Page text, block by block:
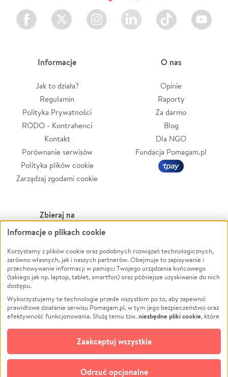
Facebook Twitter Instagram LinkedIn TikTok Youtube
Informacje
Jak to działa?
Regulamin
Polityka Prywatności
RODO - Kontrahenci
Kontakt
Porównanie serwisów
Polityka plików cookie
Zarządzaj zgodami cookie
O nas
Opinie
Raporty
Za darmo
Blog
Dla NGO
Fundacja Pomagam.pl
Zbieraj na
Leczenie
Zwierzęta
Pożar
Ukraina
Pomoc Finansowa
Projekty
Pogrzeb
Społeczność lokalna
Kultura
Powódź
Wichura
NGO
Edukacja
Podróż
Impreza
Ochrona środowiska
Biznes
Informacje o plikach cookie
Korzystamy z plików cookie oraz podobnych rozwiązań technologicznych,
zarówno własnych, jak i naszych partnerów. Obejmuje to zapisywanie i
przechowywanie informacji w pamięci Twojego urządzenia końcowego
(takiego jak np. laptop, tablet, smartfon) oraz późniejsze uzyskiwanie do nich
dostępu.
Wykorzystujemy te technologie przede wszystkim po to, aby zapewnić
prawidłowe działanie serwisu Pomagam.pl, w tym jego bezpieczeństwo oraz
efektywność funkcjonowania. Służą temu tzw.niezbędne pliki cookie, które
opcjonalnych plików cookie
technologii do celów analitycznych i retargetingowych. Możesz wyrazić
zgodę na ich stosowanie lub jej odmówić. W dowolnym momencie masz
możliwość zmiany swoich preferencji na stronie „Zarządzaj zgodami cookie”,
do której link znajdziesz w stopce serwisu Pomagam.pl. Opcjonalne pliki
Odrzuć opcjonalne
Zaakceptuj wszystkie